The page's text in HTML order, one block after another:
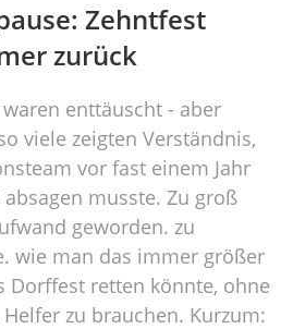
Zehntfest
zurück
enttäuscht - aber
viele zeigten Verständnis,
vor fast einem Jahr
musste. Zu groß
geworden. zu
wie man das immer größer
Dorffest retten könnte, ohne
zu brauchen. Kurzum: